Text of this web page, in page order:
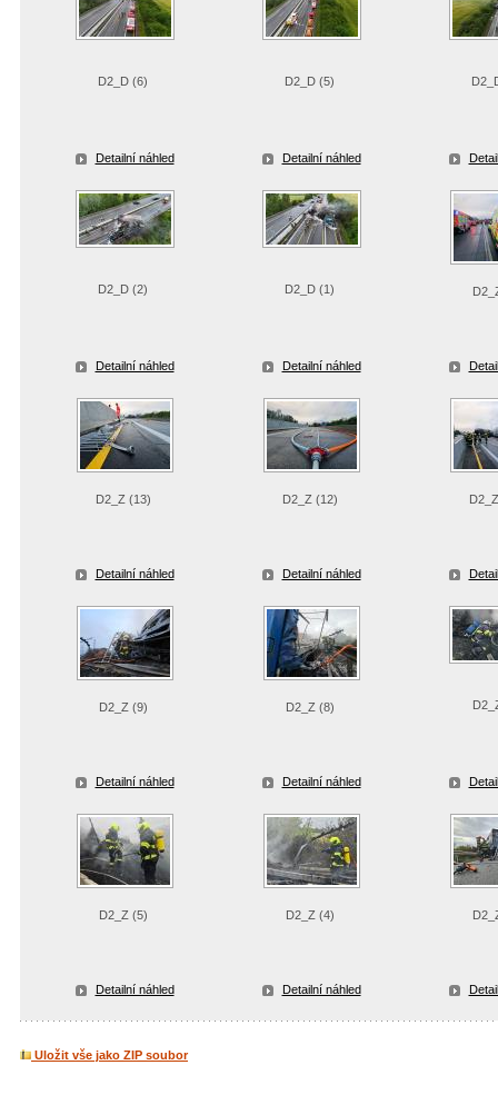
D2_D (6)
Detailní náhled
D2_D (5)
Detailní náhled
D2_D (2)
Detailní náhled
D2_D (1)
Detailní náhled
D2_Z (13)
Detailní náhled
D2_Z (12)
Detailní náhled
D2_Z (9)
Detailní náhled
D2_Z (8)
Detailní náhled
D2_Z (5)
Detailní náhled
D2_Z (4)
Detailní náhled
Uložit vše jako ZIP soubor